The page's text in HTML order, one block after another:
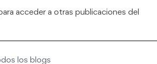
acceder a otras publicaciones del